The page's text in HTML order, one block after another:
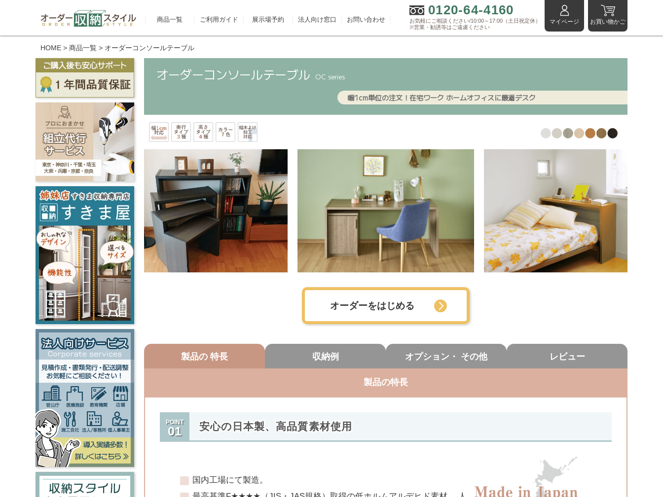
商品一覧 ご利用ガイド 展示場予約 法人向け窓口 お問い合わせ
0120-64-4160
お気軽にご相談ください/10:00～17:00（土日祝定休）
※営業・勧誘等はご遠慮ください
マイページ お買い物かご
HOME > 商品一覧 > オーダーコンソールテーブル
オーダーコンソールテーブル OC series
幅1cm単位の注文！ 在宅ワーク ホームオフィスに最適デスク
オーダーをはじめる
製品の 特長 収納例 オプション・ その他 レビュー
製品の特長
POINT
01 安心の日本製、高品質素材使用
国内工場にて製造。